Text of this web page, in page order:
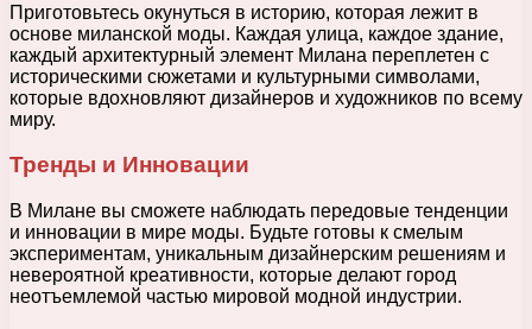
Приготовьтесь окунуться в историю, которая лежит в
основе миланской моды. Каждая улица, каждое здание,
каждый архитектурный элемент Милана переплетен с
историческими сюжетами и культурными символами,
которые вдохновляют дизайнеров и художников по всему
миру.
Тренды и Инновации
В Милане вы сможете наблюдать передовые тенденции
и инновации в мире моды. Будьте готовы к смелым
экспериментам, уникальным дизайнерским решениям и
невероятной креативности, которые делают город
неотъемлемой частью мировой модной индустрии.